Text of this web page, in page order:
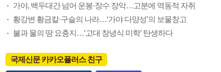
가야, 백두대간 넘어 운봉·장수 장악…고분에 역동적 자취
황강변 황금칼·구슬의 나라…‘가야 다양성’의 보물창고
불과 물의 땅 요충지…‘고대 창녕식 미학’ 탄생하다
국제신문 카카오플러스 친구